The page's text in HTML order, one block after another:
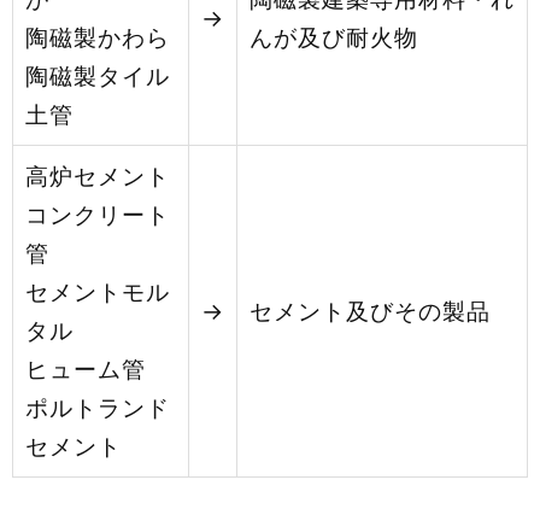
陶磁製かわら
陶磁製タイル
土管
→
んが及び耐火物
高炉セメント
コンクリート
管
セメントモル
タル
ヒューム管
ポルトランド
セメント
→ セメント及びその製品